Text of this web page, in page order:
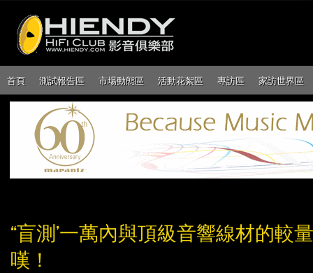
首頁 測試報告區 市場動態區 活動花絮區 專訪區 家訪世界區
“盲測’一萬內與頂級音響線材的較
嘆！